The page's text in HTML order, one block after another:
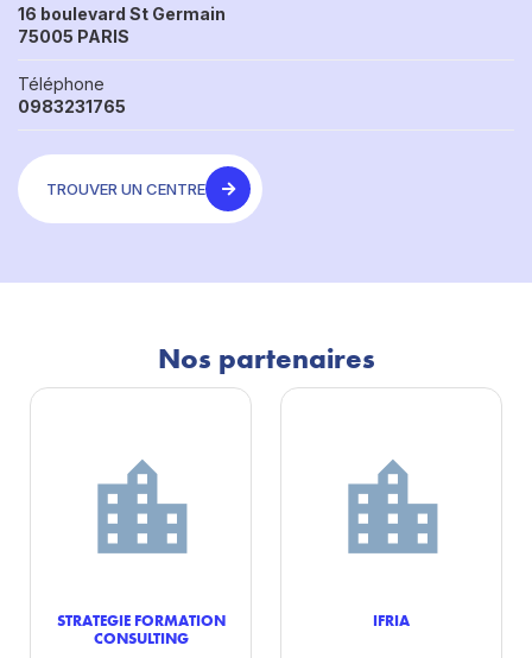
16 boulevard St Germain
75005 PARIS
Téléphone
0983231765
TROUVER UN CENTRE
Nos partenaires
STRATEGIE FORMATION
CONSULTING
IFRIA